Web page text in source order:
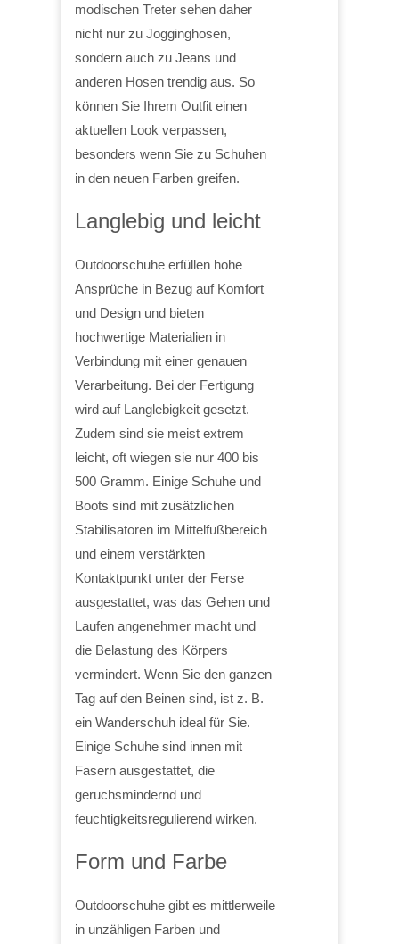
modischen Treter sehen daher
nicht nur zu Jogginghosen,
sondern auch zu Jeans und
anderen Hosen trendig aus. So
können Sie Ihrem Outfit einen
aktuellen Look verpassen,
besonders wenn Sie zu Schuhen
in den neuen Farben greifen.
Langlebig und leicht
Outdoorschuhe erfüllen hohe
Ansprüche in Bezug auf Komfort
und Design und bieten
hochwertige Materialien in
Verbindung mit einer genauen
Verarbeitung. Bei der Fertigung
wird auf Langlebigkeit gesetzt.
Zudem sind sie meist extrem
leicht, oft wiegen sie nur 400 bis
500 Gramm. Einige Schuhe und
Boots sind mit zusätzlichen
Stabilisatoren im Mittelfußbereich
und einem verstärkten
Kontaktpunkt unter der Ferse
ausgestattet, was das Gehen und
Laufen angenehmer macht und
die Belastung des Körpers
vermindert. Wenn Sie den ganzen
Tag auf den Beinen sind, ist z. B.
ein Wanderschuh ideal für Sie.
Einige Schuhe sind innen mit
Fasern ausgestattet, die
geruchsmindernd und
feuchtigkeitsregulierend wirken.
Form und Farbe
Outdoorschuhe gibt es mittlerweile
in unzähligen Farben und